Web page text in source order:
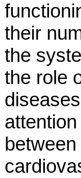
their
the
the role